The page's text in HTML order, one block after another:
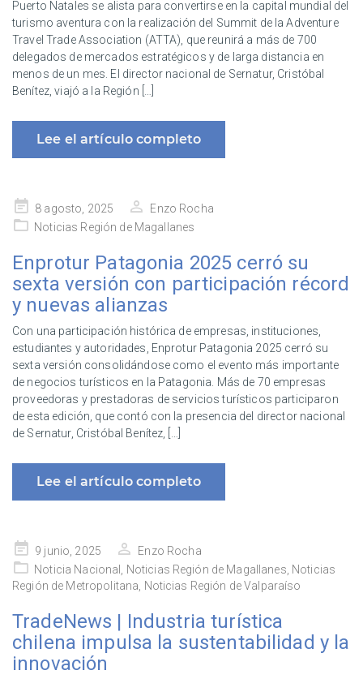
Puerto Natales se alista para convertirse en la capital mundial del
turismo aventura con la realización del Summit de la Adventure
Travel Trade Association (ATTA), que reunirá a más de 700
delegados de mercados estratégicos y de larga distancia en
menos de un mes. El director nacional de Sernatur, Cristóbal
Benítez, viajó a la Región […]
Lee el artículo completo
Publicado
en
8 agosto, 2025
Enzo Rocha
Noticias Región de Magallanes
Enprotur Patagonia 2025 cerró su
sexta versión con participación récord
y nuevas alianzas
Con una participación histórica de empresas, instituciones,
estudiantes y autoridades, Enprotur Patagonia 2025 cerró su
sexta versión consolidándose como el evento más importante
de negocios turísticos en la Patagonia. Más de 70 empresas
proveedoras y prestadoras de servicios turísticos participaron
de esta edición, que contó con la presencia del director nacional
de Sernatur, Cristóbal Benítez, […]
Lee el artículo completo
Publicado
en
9 junio, 2025
Enzo Rocha
Noticia Nacional
Noticias Región de Magallanes Noticias
Región de Metropolitana
Noticias Región de Valparaíso
TradeNews | Industria turística
chilena impulsa la sustentabilidad y la
innovación